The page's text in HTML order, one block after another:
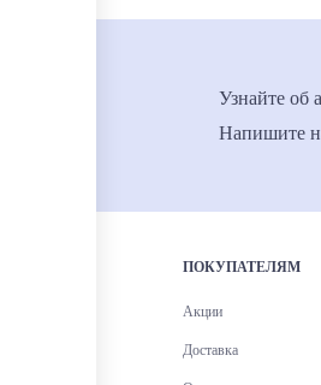
Узнайте об
Напишите
ПОКУПАТЕЛЯМ
Акции
Доставка